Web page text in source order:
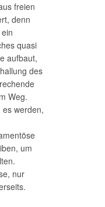
freien
denn
quasi
aufbaut,
des
Weg.
werden,
um
nur